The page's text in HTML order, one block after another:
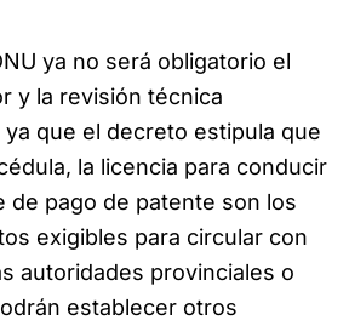
ya no será obligatorio el
y la revisión técnica
ya que el decreto estipula que
la licencia para conducir
de pago de patente son los
exigibles para circular con
autoridades provinciales o
establecer otros